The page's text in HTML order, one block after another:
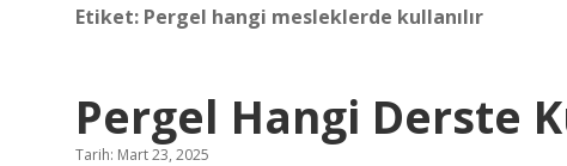
Etiket: Pergel hangi mesleklerde kullanılır
Pergel Hangi Derste
Tarih: Mart 23, 2025